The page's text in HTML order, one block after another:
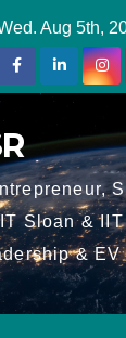
Aug 5th,
Sloan &
&